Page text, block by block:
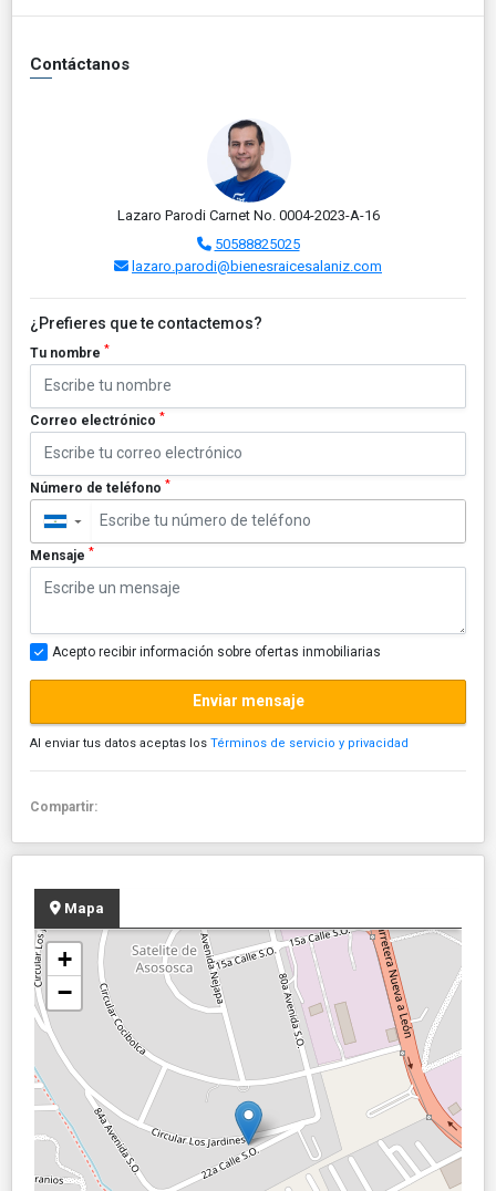
Contáctanos
Lazaro Parodi Carnet No. 0004-2023-A-16
50588825025
lazaro.parodi@bienesraicesalaniz.com
¿Prefieres que te contactemos?
Tu nombre *
Correo electrónico *
Número de teléfono *
▼
Mensaje *
Acepto recibir información sobre ofertas inmobiliarias
Enviar mensaje
Al enviar tus datos aceptas los Términos de servicio y privacidad
Compartir:
Mapa
+
−